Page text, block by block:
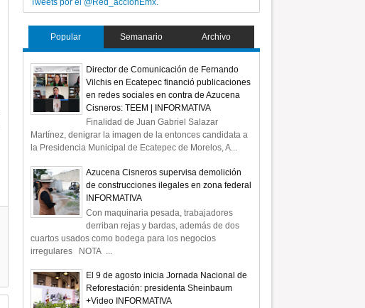
Popular Semanario Archivo
Director de Comunicación de Fernando
Vilchis en Ecatepec financió publicaciones
en redes sociales en contra de Azucena
Cisneros: TEEM | INFORMATIVA
Finalidad de Juan Gabriel Salazar
Martínez, denigrar la imagen de la entonces candidata a
la Presidencia Municipal de Ecatepec de Morelos, A...
Azucena Cisneros supervisa demolición
de construcciones ilegales en zona federal
INFORMATIVA
Con maquinaria pesada, trabajadores
derriban rejas y bardas, además de dos
cuartos usados como bodega para los negocios
irregulares NOTA ...
El 9 de agosto inicia Jornada Nacional de
Reforestación: presidenta Sheinbaum
+Video INFORMATIVA